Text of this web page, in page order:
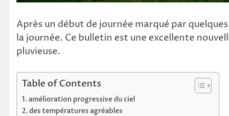
Après un début de journée marqué par quelques
la journée. Ce bulletin est une excellente
pluvieuse.
Table of Contents
amélioration progressive du ciel
des températures agréables